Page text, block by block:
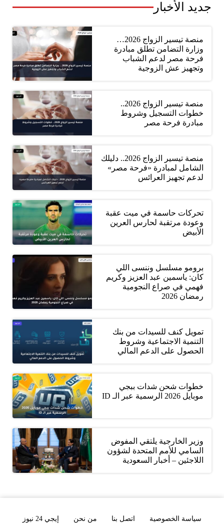
جديد الأخبار
منصة تيسير الزواج 2026…
وزارة التضامن تطلق مبادرة
فرحة مصر لدعم الشباب
وتجهيز عش الزوجية
منصة تيسير الزواج 2026..
خطوات التسجيل وشروط
مبادرة فرحة مصر
منصة تيسير الزواج 2026.. دليلك
الشامل لمبادرة «فرحة مصر»
لدعم تجهيز العرائس
تحركات حاسمة في ميت عقبة
وعودة مرتقبة لحارس العرين
الأبيض
برومو مسلسل وننسى اللي
كان: ياسمين عبد العزيز وكريم
فهمي في صراع النجومية
رمضان 2026
تمويل كنف للسيدات من بنك
التنمية الاجتماعية وشروط
الحصول على الدعم المالي
خطوات شحن شدات ببجي
موبايل 2026 الرسمية عبر الـ ID
وزير الخارجية يلتقي المفوض
السامي للأمم المتحدة لشؤون
اللاجئين – أخبار السعودية
سياسة الخصوصية اتصل بنا من نحن إيجي 24 نيوز